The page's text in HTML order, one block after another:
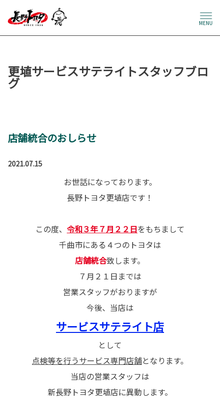
MENU
更埴サービスサテライトスタッフブロ
グ
店舗統合のおしらせ
2021.07.15
お世話になっております。
長野トヨタ更埴店です！
この度、 令和３年７月２２日をもちまして
千曲市にある４つのトヨタは
店舗統合致します。
７月２１日までは
営業スタッフがおりますが
今後、当店は
サービスサテライト店
として
点検等を行うサービス専門店舗となります。
当店の営業スタッフは
新長野トヨタ更埴店に異動します。